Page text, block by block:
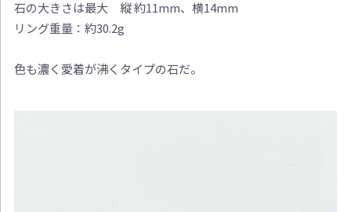
石の大きさは最大 縦 約11mm、横14mm
リング重量：約30.2g
色も濃く愛着が沸くタイプの石だ。